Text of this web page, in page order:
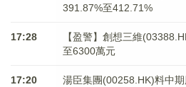
391.87%至412.71%
17:28
【盈警】創想三維
至6300萬元
17:20
湯臣集團(00258.HK)料中